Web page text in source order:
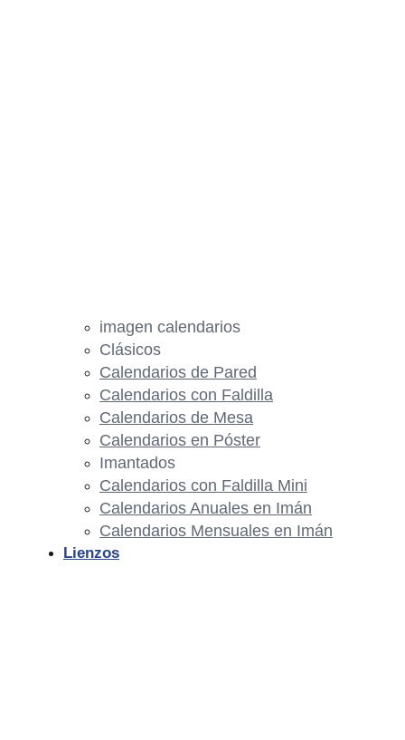
imagen calendarios
Clásicos
Calendarios de Pared
Calendarios con Faldilla
Calendarios de Mesa
Calendarios en Póster
Imantados
Calendarios con Faldilla Mini
Calendarios Anuales en Imán
Calendarios Mensuales en Imán
Lienzos